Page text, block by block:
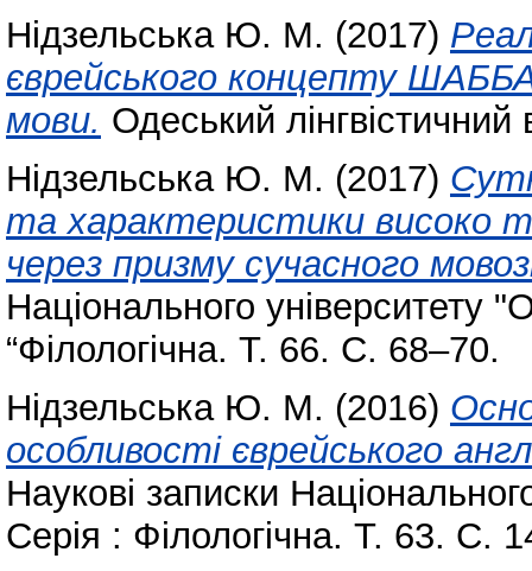
Нідзельська Ю. М. (2017)
єврейського концепту
мови. Одеський
Нідзельська Ю. М. (2017)
та характеристики високо
через призму сучасного
Національного університету
“Філологічна. Т. 66. С. 68–70.
Нідзельська Ю. М. (2016)
особливості єврейського
Наукові записки
Серія : Філологічна. Т. 63. С.